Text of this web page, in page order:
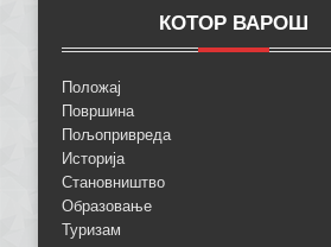
КОТОР ВАРОШ
Положај
Површина
Пољопривреда
Историја
Становништво
Образовање
Туризам